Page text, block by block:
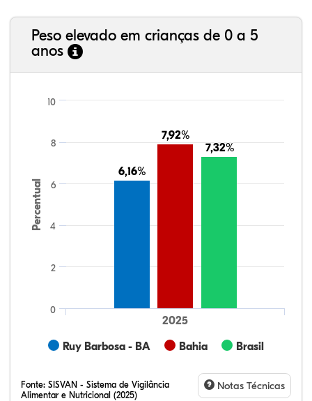
Peso elevado em crianças de 0 a 5
anos
Percentual
6,16%
6,16%
7,92%
7,92%
7,32%
7,32%
Ruy Barbosa - BA Bahia Brasil
2025
0
2
4
6
8
10
Fonte: SISVAN - Sistema de Vigilância
Alimentar e Nutricional (2025)
Notas Técnicas